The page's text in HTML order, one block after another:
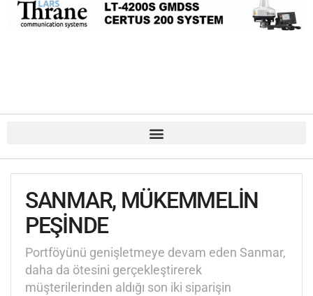
SANMAR, MÜKEMMELİN
PEŞİNDE
Portföyünü genişletmeye devam eden Sanmar,
daha da ötesini gerçekleştirerek
müşterilerinden aldığı son iki siparişin